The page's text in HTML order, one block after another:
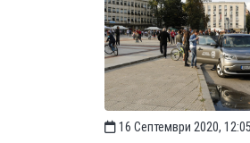
16 Септември 2020,